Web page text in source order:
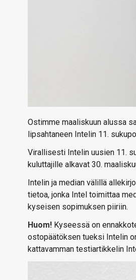
Ostimme maaliskuun alussa
lipsahtaneen Intelin 11.
Virallisesti Intelin uusien 11.
kuluttajille alkavat 30.
Intelin ja median välillä
tietoa, jonka Intel toimittaa
kyseisen sopimuksen piiriin.
Huom! Kyseessä on
ostopäätöksen tueksi Intelin
kattavamman testiartikkelin